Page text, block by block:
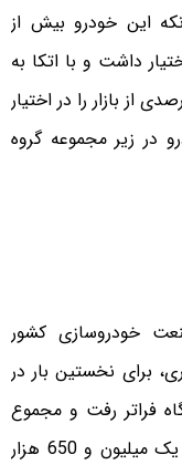
این خودرو بیش از
داشت و با اتکا به
بود که سایپا توانست سهم 47درصدی از بازار را در اختیار
در زیر مجموعه گروه
خودروسازی کشور
برای نخستین بار در
و 400 هزار دستگاه فراتر رفت و مجموع
تولید انواع خودرو در کشور نیز به بیش از یک میلیون و 650 هزار